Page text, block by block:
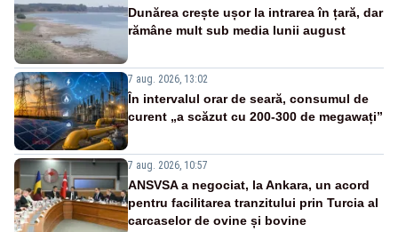
Dunărea crește ușor la intrarea în țară, dar
rămâne mult sub media lunii august
7 aug. 2026, 13:02
În intervalul orar de seară, consumul de
curent „a scăzut cu 200-300 de megawați”
7 aug. 2026, 10:57
ANSVSA a negociat, la Ankara, un acord
pentru facilitarea tranzitului prin Turcia al
carcaselor de ovine și bovine